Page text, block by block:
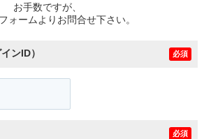
お手数ですが、
ォームよりお問合せ下さい。
ンID） 必須
必須